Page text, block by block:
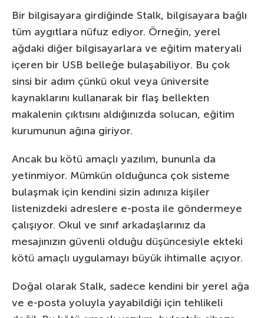
Bir bilgisayara girdiğinde Stalk, bilgisayara bağlı
tüm aygıtlara nüfuz ediyor. Örneğin, yerel
ağdaki diğer bilgisayarlara ve eğitim materyali
içeren bir USB belleğe bulaşabiliyor. Bu çok
sinsi bir adım çünkü okul veya üniversite
kaynaklarını kullanarak bir flaş bellekten
makalenin çıktısını aldığınızda solucan, eğitim
kurumunun ağına giriyor.
Ancak bu kötü amaçlı yazılım, bununla da
yetinmiyor. Mümkün olduğunca çok sisteme
bulaşmak için kendini sizin adınıza kişiler
listenizdeki adreslere e-posta ile göndermeye
çalışıyor. Okul ve sınıf arkadaşlarınız da
mesajınızın güvenli olduğu düşüncesiyle ekteki
kötü amaçlı uygulamayı büyük ihtimalle açıyor.
Doğal olarak Stalk, sadece kendini bir yerel ağa
ve e-posta yoluyla yayabildiği için tehlikeli